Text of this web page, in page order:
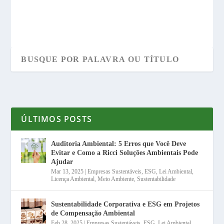
ÚLTIMOS POSTS
Auditoria Ambiental: 5 Erros que Você Deve
Evitar e Como a Ricci Soluções Ambientais Pode
Ajudar
Mar 13, 2025 |Empresas Sustentáveis,ESG,Lei Ambiental,
Licença Ambiental,Meio Ambiente,Sustentabilidade
Sustentabilidade Corporativa e ESG em Projetos
de Compensação Ambiental